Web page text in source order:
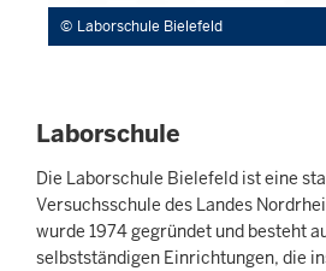
Laborschule Bielefeld
Laborschule
Die Laborschule Bielefeld ist eine
Versuchsschule des Landes
wurde 1974 gegründet und besteht
selbstständigen Einrichtungen, die